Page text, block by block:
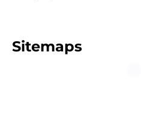
Sitemaps